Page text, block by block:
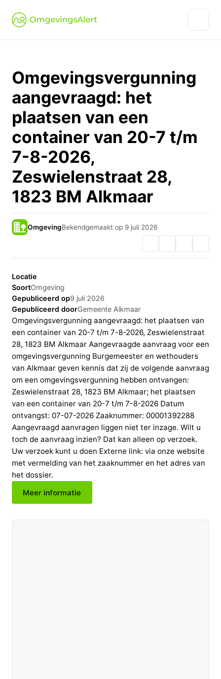
Omgevingsvergunning
aangevraagd: het
plaatsen van een
container van 20-7 t/m
7-8-2026,
Zeswielenstraat 28,
1823 BM Alkmaar
OmgevingBekendgemaakt op 9 juli 2026
Locatie
SoortOmgeving
Gepubliceerd op9 juli 2026
Gepubliceerd doorGemeente Alkmaar
Omgevingsvergunning aangevraagd: het plaatsen van
een container van 20-7 t/m 7-8-2026, Zeswielenstraat
28, 1823 BM Alkmaar Aangevraagde aanvraag voor een
omgevingsvergunning Burgemeester en wethouders
van Alkmaar geven kennis dat zij de volgende aanvraag
om een omgevingsvergunning hebben ontvangen:
Zeswielenstraat 28, 1823 BM Alkmaar; het plaatsen
van een container van 20-7 t/m 7-8-2026 Datum
ontvangst: 07-07-2026 Zaaknummer: 00001392288
Aangevraagd aanvragen liggen niet ter inzage. Wilt u
toch de aanvraag inzien? Dat kan alleen op verzoek.
Uw verzoek kunt u doen Externe link: via onze website
met vermelding van het zaaknummer en het adres van
het dossier.
Meer informatie